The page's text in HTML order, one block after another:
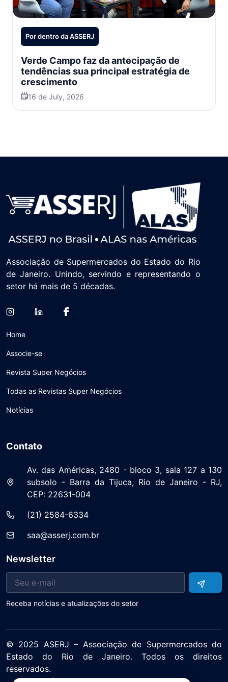
Por dentro da ASSERJ
Verde Campo faz da antecipação de
tendências sua principal estratégia de
crescimento
16 de July, 2026
Associação de Supermercados do Estado do Rio
de Janeiro. Unindo, servindo e representando o
setor há mais de 5 décadas.
Home
Associe-se
Revista Super Negócios
Todas as Revistas Super Negócios
Notícias
Contato
Av. das Américas, 2480 - bloco 3, sala 127 a 130
subsolo - Barra da Tijuca, Rio de Janeiro - RJ,
CEP: 22631-004
(21) 2584-6334
saa@asserj.com.br
Newsletter
Receba notícias e atualizações do setor
© 2025 ASERJ – Associação de Supermercados do
Estado do Rio de Janeiro. Todos os direitos
reservados.